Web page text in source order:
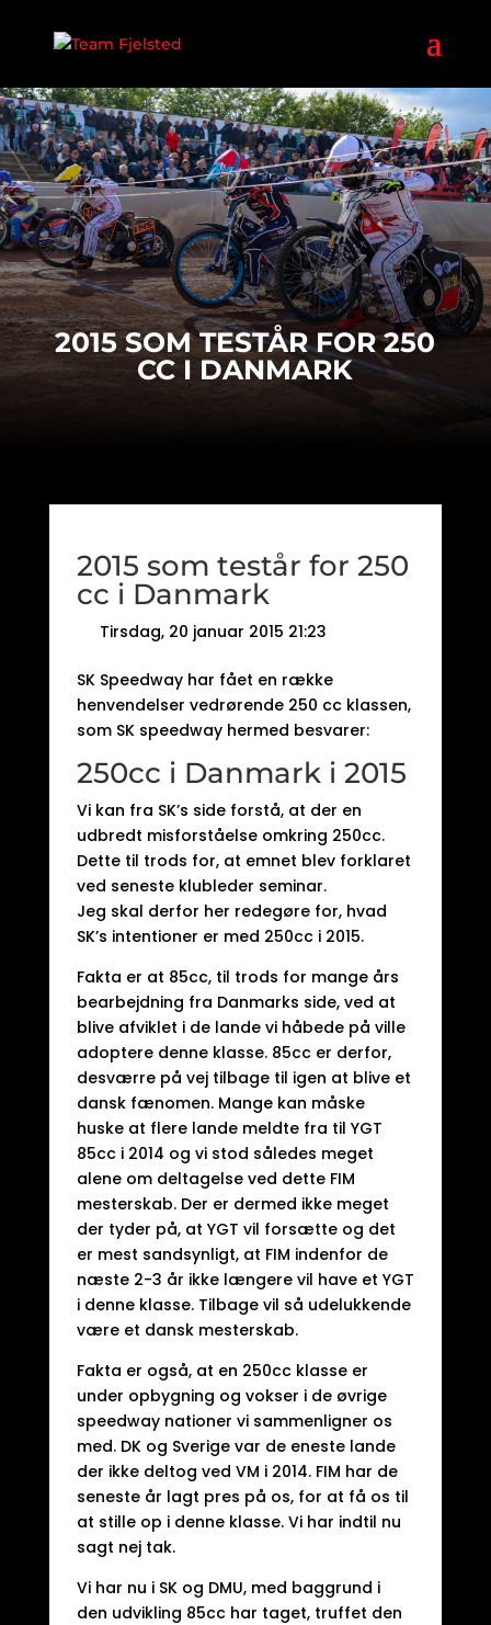
2015 SOM TESTÅR FOR 250
CC I DANMARK
2015 som testår for 250
cc i Danmark
Tirsdag, 20 januar 2015 21:23
SK Speedway har fået en række
henvendelser vedrørende 250 cc klassen,
som SK speedway hermed besvarer:
250cc i Danmark i 2015
Vi kan fra SK’s side forstå, at der en
udbredt misforståelse omkring 250cc.
Dette til trods for, at emnet blev forklaret
ved seneste klubleder seminar.
Jeg skal derfor her redegøre for, hvad
SK’s intentioner er med 250cc i 2015.
Fakta er at 85cc, til trods for mange års
bearbejdning fra Danmarks side, ved at
blive afviklet i de lande vi håbede på ville
adoptere denne klasse. 85cc er derfor,
desværre på vej tilbage til igen at blive et
dansk fænomen. Mange kan måske
huske at flere lande meldte fra til YGT
85cc i 2014 og vi stod således meget
alene om deltagelse ved dette FIM
mesterskab. Der er dermed ikke meget
der tyder på, at YGT vil forsætte og det
er mest sandsynligt, at FIM indenfor de
næste 2-3 år ikke længere vil have et YGT
i denne klasse. Tilbage vil så udelukkende
være et dansk mesterskab.
Fakta er også, at en 250cc klasse er
under opbygning og vokser i de øvrige
speedway nationer vi sammenligner os
med. DK og Sverige var de eneste lande
der ikke deltog ved VM i 2014. FIM har de
seneste år lagt pres på os, for at få os til
at stille op i denne klasse. Vi har indtil nu
sagt nej tak.
Vi har nu i SK og DMU, med baggrund i
den udvikling 85cc har taget, truffet den